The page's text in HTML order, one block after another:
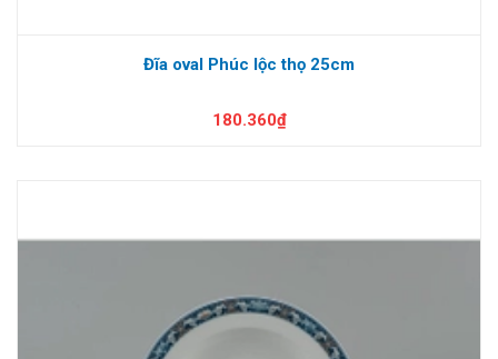
Đĩa oval Phúc lộc thọ 25cm
180.360₫